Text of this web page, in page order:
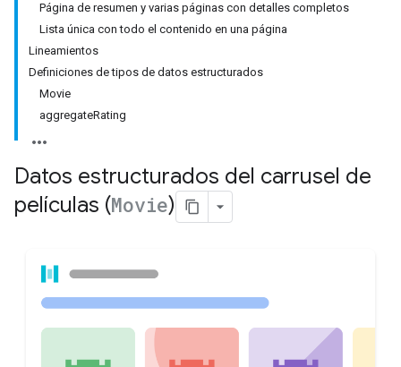
Página de resumen y varias páginas con detalles completos
Lista única con todo el contenido en una página
Lineamientos
Definiciones de tipos de datos estructurados
Movie
aggregateRating
Datos estructurados del carrusel de
películas (Movie)